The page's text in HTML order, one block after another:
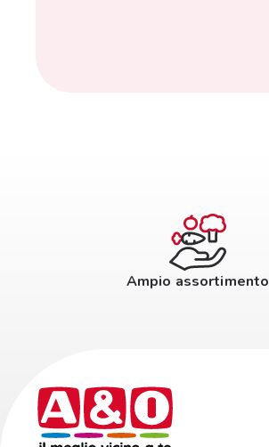
Ampio assortimento